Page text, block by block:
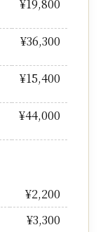
¥19,800
¥36,300
¥15,400
¥44,000
¥2,200
¥3,300